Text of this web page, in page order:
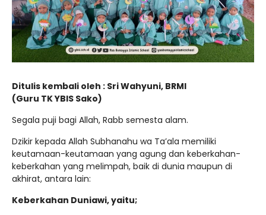
Ditulis kembali oleh : Sri Wahyuni, BRMI
(Guru TK YBIS Sako)
Segala puji bagi Allah, Rabb semesta alam.
Dzikir kepada Allah Subhanahu wa Ta’ala memiliki
keutamaan-keutamaan yang agung dan keberkahan-
keberkahan yang melimpah, baik di dunia maupun di
akhirat, antara lain:
Keberkahan Duniawi, yaitu;